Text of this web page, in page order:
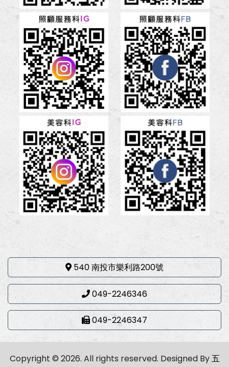
540 南投市樂利路200號
049-2246346
049-2246347
Copyright © 2026. All rights reserved. Designed By五